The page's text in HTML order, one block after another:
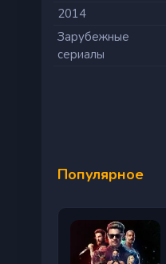
2014
Зарубежные
сериалы
Популярное